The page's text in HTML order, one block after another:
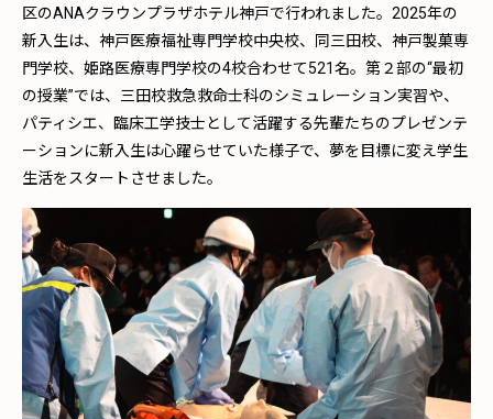
区のANAクラウンプラザホテル神戸で行われました。2025年の
新入生は、神戸医療福祉専門学校中央校、同三田校、神戸製菓専
門学校、姫路医療専門学校の4校合わせて521名。第２部の“最初
の授業”では、三田校救急救命士科のシミュレーション実習や、
パティシエ、臨床工学技士として活躍する先輩たちのプレゼンテ
ーションに新入生は心躍らせていた様子で、夢を目標に変え学生
生活をスタートさせました。